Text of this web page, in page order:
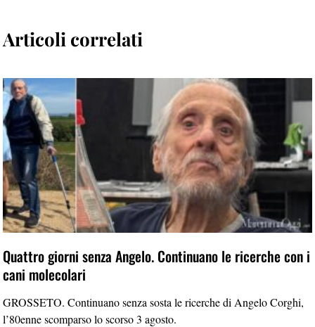
Articoli correlati
Quattro giorni senza Angelo. Continuano le ricerche con i
cani molecolari
GROSSETO. Continuano senza sosta le ricerche di Angelo Corghi,
l’80enne scomparso lo scorso 3 agosto.